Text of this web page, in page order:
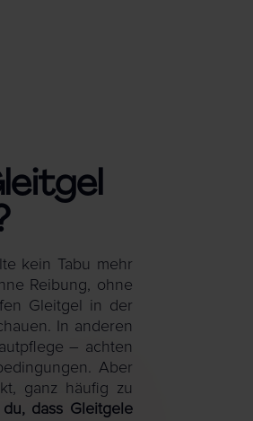
kein Tabu mehr
Reibung, ohne
Gleitgel in der
In anderen
– achten
Aber
ganz häufig zu
dass Gleitgele